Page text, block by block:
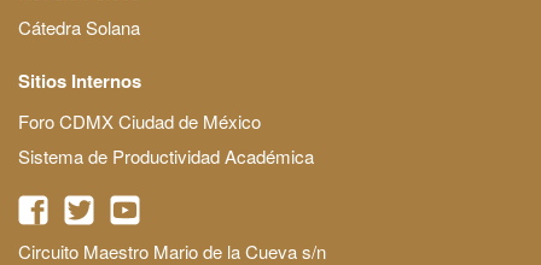
Cátedra Solana
Sitios Internos
Foro CDMX Ciudad de México
Sistema de Productividad Académica
Circuito Maestro Mario de la Cueva s/n